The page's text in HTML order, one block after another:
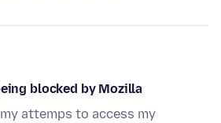
blocked by Mozilla
attemps to access my